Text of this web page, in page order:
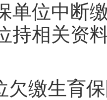
单位中断
持相关资
欠缴生育